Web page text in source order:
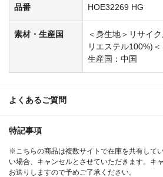
品番 HOE32269 HG
素材・生産国
＜身生地＞リサイ
リエステル100%)
生産国：中国
よくあるご質問
特記事項
※こちらの商品は複数サイトで在庫を共有して
い場合、キャンセルとさせていただきます。キ
お送りしますので予めご了承ください。